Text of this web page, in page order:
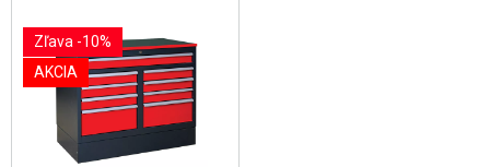
Zľava -10%
AKCIA